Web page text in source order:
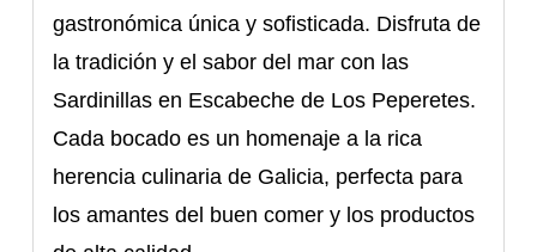
gastronómica única y sofisticada. Disfruta de
la tradición y el sabor del mar con las
Sardinillas en Escabeche de Los Peperetes.
Cada bocado es un homenaje a la rica
herencia culinaria de Galicia, perfecta para
los amantes del buen comer y los productos